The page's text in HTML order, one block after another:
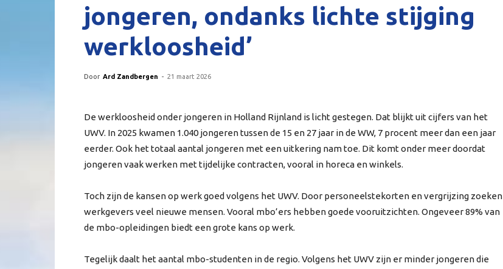
jongeren, ondanks lichte stijging
werkloosheid’
Door Ard Zandbergen - 21 maart 2026
De werkloosheid onder jongeren in Holland Rijnland is licht gestegen. Dat blijkt uit cijfers van het
UWV. In 2025 kwamen 1.040 jongeren tussen de 15 en 27 jaar in de WW, 7 procent meer dan een jaar
eerder. Ook het totaal aantal jongeren met een uitkering nam toe. Dit komt onder meer doordat
jongeren vaak werken met tijdelijke contracten, vooral in horeca en winkels.
Toch zijn de kansen op werk goed volgens het UWV. Door personeelstekorten en vergrijzing zoeken
werkgevers veel nieuwe mensen. Vooral mbo’ers hebben goede vooruitzichten. Ongeveer 89% van
de mbo-opleidingen biedt een grote kans op werk.
Tegelijk daalt het aantal mbo-studenten in de regio. Volgens het UWV zijn er minder jongeren die